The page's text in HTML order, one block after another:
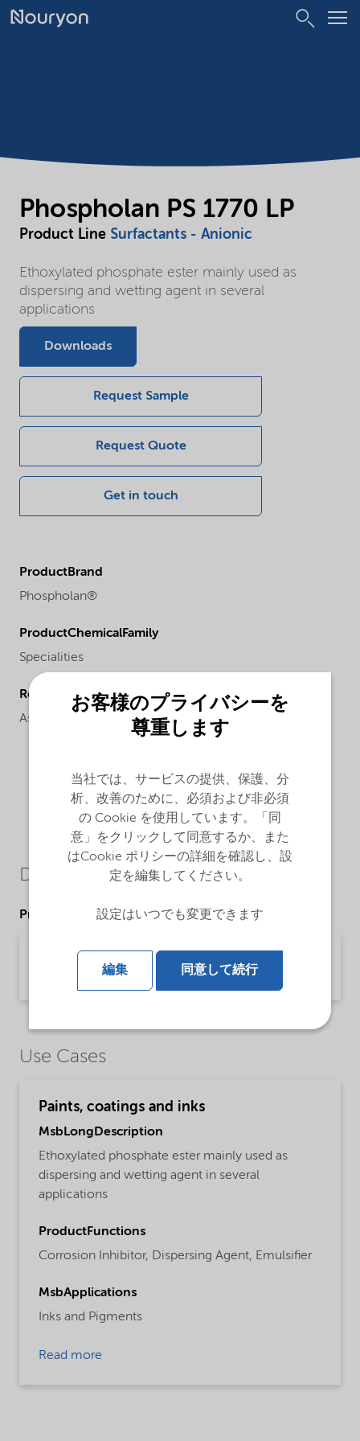
Phospholan PS 1770 LP
Product Line Surfactants - Anionic
Ethoxylated phosphate ester mainly used as
dispersing and wetting agent in several
applications
Downloads
Request Sample
Request Quote
Get in touch
ProductBrand
Phospholan®
ProductChemicalFamily
Specialities
Regional availability
Asia Pacific,
Downloads
Product Data Sheets
PDS Phospholan PS 1770 LP (English)
Product Data Sheet | application/pdf (33.1 KB) | English
Use Cases
Paints, coatings and inks
MsbLongDescription
Ethoxylated phosphate ester mainly used as
dispersing and wetting agent in several
applications
ProductFunctions
Corrosion Inhibitor, Dispersing Agent, Emulsifier
MsbApplications
Inks and Pigments
Read more
お客様のプライバシーを
尊重します
当社では、サービスの提供、保護、分
析、改善のために、必須および非必須
の Cookie を使用しています。「同
意」をクリックして同意するか、また
はCookie ポリシーの詳細を確認し、設
定を編集してください。
設定はいつでも変更できます
編集 同意して続行